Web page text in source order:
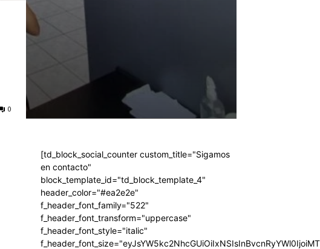
0
[td_block_social_counter custom_title="Sigamos
en contacto"
block_template_id="td_block_template_4"
header_color="#ea2e2e"
f_header_font_family="522"
f_header_font_transform="uppercase"
f_header_font_style="italic"